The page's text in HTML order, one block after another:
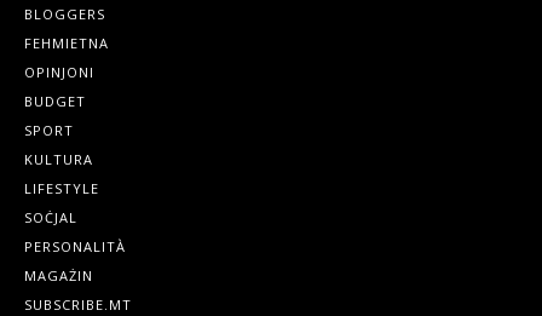
BLOGGERS
FEHMIETNA
OPINJONI
BUDGET
SPORT
KULTURA
LIFESTYLE
SOĊJAL
PERSONALITÀ
MAGAŻIN
SUBSCRIBE.MT